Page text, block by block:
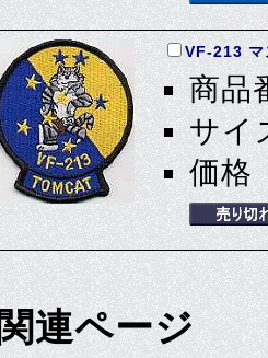
VF-213 マ
商品
サイ
価格
関連ページ